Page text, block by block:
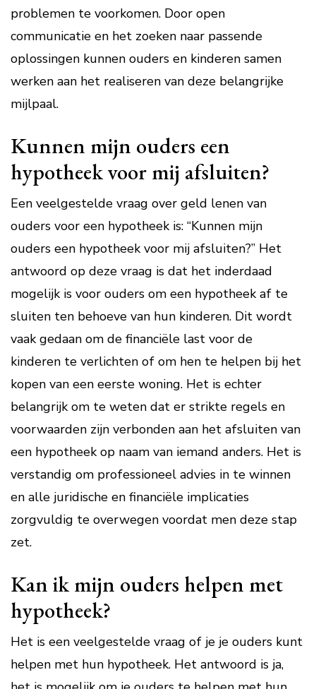
problemen te voorkomen. Door open
communicatie en het zoeken naar passende
oplossingen kunnen ouders en kinderen samen
werken aan het realiseren van deze belangrijke
mijlpaal.
Kunnen mijn ouders een
hypotheek voor mij afsluiten?
Een veelgestelde vraag over geld lenen van
ouders voor een hypotheek is: “Kunnen mijn
ouders een hypotheek voor mij afsluiten?” Het
antwoord op deze vraag is dat het inderdaad
mogelijk is voor ouders om een hypotheek af te
sluiten ten behoeve van hun kinderen. Dit wordt
vaak gedaan om de financiële last voor de
kinderen te verlichten of om hen te helpen bij het
kopen van een eerste woning. Het is echter
belangrijk om te weten dat er strikte regels en
voorwaarden zijn verbonden aan het afsluiten van
een hypotheek op naam van iemand anders. Het is
verstandig om professioneel advies in te winnen
en alle juridische en financiële implicaties
zorgvuldig te overwegen voordat men deze stap
zet.
Kan ik mijn ouders helpen met
hypotheek?
Het is een veelgestelde vraag of je je ouders kunt
helpen met hun hypotheek. Het antwoord is ja,